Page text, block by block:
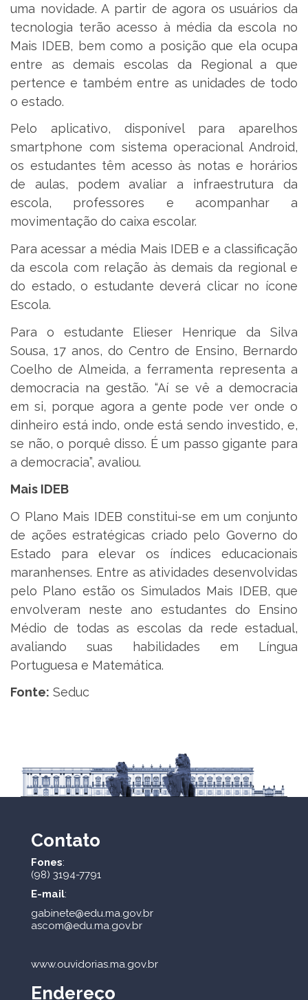
uma novidade. A partir de agora os usuários da
tecnologia terão acesso à média da escola no
Mais IDEB, bem como a posição que ela ocupa
entre as demais escolas da Regional a que
pertence e também entre as unidades de todo
o estado.
Pelo aplicativo, disponível para aparelhos
smartphone com sistema operacional Android,
os estudantes têm acesso às notas e horários
de aulas, podem avaliar a infraestrutura da
escola, professores e acompanhar a
movimentação do caixa escolar.
Para acessar a média Mais IDEB e a classificação
da escola com relação às demais da regional e
do estado, o estudante deverá clicar no ícone
Escola.
Para o estudante Elieser Henrique da Silva
Sousa, 17 anos, do Centro de Ensino, Bernardo
Coelho de Almeida, a ferramenta representa a
democracia na gestão. “Aí se vê a democracia
em si, porque agora a gente pode ver onde o
dinheiro está indo, onde está sendo investido, e,
se não, o porquê disso. É um passo gigante para
a democracia”, avaliou.
Mais IDEB
O Plano Mais IDEB constitui-se em um conjunto
de ações estratégicas criado pelo Governo do
Estado para elevar os índices educacionais
maranhenses. Entre as atividades desenvolvidas
pelo Plano estão os Simulados Mais IDEB, que
envolveram neste ano estudantes do Ensino
Médio de todas as escolas da rede estadual,
avaliando suas habilidades em Língua
Portuguesa e Matemática.
Fonte: Seduc
Contato
Fones:
(98) 3194-7791
E-mail:
gabinete@edu.ma.gov.br
ascom@edu.ma.gov.br
www.ouvidorias.ma.gov.br
Endereço